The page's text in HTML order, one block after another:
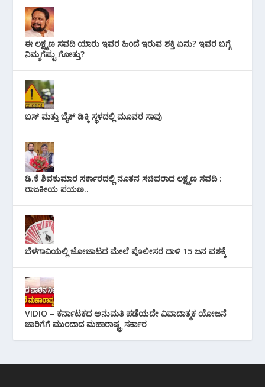
ಈ ಲಕ್ಷ್ಮಣ ಸವದಿ ಯಾರು ಇವರ ಹಿಂದೆ ಇರುವ ಶಕ್ತಿ ಏನು? ಇವರ ಬಗ್ಗೆ
ನಿಮ್ಮಗೆಷ್ಟು ಗೋತ್ತು?
ಬಸ್ ಮತ್ತು ಬೈಕ್ ಡಿಕ್ಕಿ ಸ್ಥಳದಲ್ಲಿ ಮೂವರ ಸಾವು
ಡಿ.ಕೆ ಶಿವಕುಮಾರ ಸರ್ಕಾರದಲ್ಲಿ ನೂತನ ಸಚಿವರಾದ ಲಕ್ಷ್ಮಣ ಸವದಿ :
ರಾಜಕೀಯ ಪಯಣ..
ಬೆಳಗಾವಿಯಲ್ಲಿ ಜೋಜಾಟದ ಮೇಲೆ ಪೊಲೀಸರ ದಾಳಿ 15 ಜನ ವಶಕ್ಕೆ
VIDIO – ಕರ್ನಾಟಕದ ಅನುಮತಿ ಪಡೆಯದೇ ವಿವಾದಾತ್ಮಕ ಯೋಜನೆ
ಜಾರಿಗೆಗೆ ಮುಂದಾದ ಮಹಾರಾಷ್ಟ್ರ ಸರ್ಕಾರ